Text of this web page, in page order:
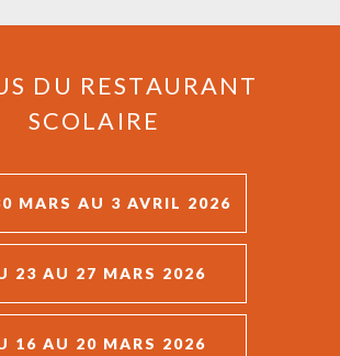
DU RESTAURANT
SCOLAIRE
MARS AU 3 AVRIL 2026
23 AU 27 MARS 2026
16 AU 20 MARS 2026